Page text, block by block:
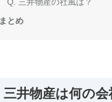
Q. 三井物産の社風は？
まとめ
三井物産は何の会